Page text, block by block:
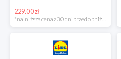
229.00 zł